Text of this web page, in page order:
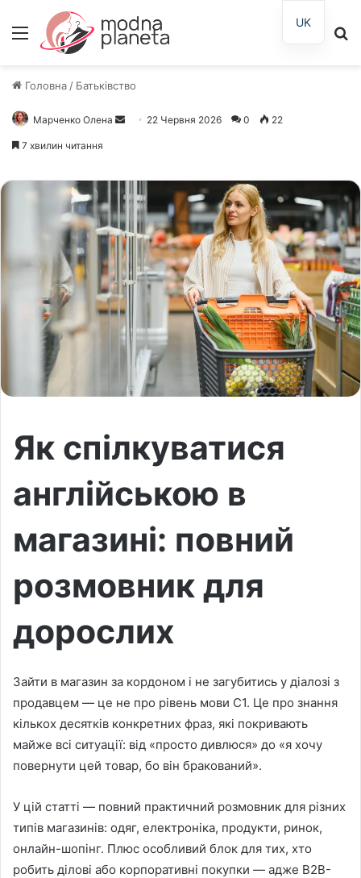
Меню
Головна / Батьківство
Марченко Олена
Надішліть
22 Червня 2026 0 22
7 хвилин читання
Як спілкуватися
англійською в
магазині: повний
розмовник для
дорослих
Зайти в магазин за кордоном і не загубитись у діалозі з
продавцем — це не про рівень мови C1. Це про знання
кількох десятків конкретних фраз, які покривають
майже всі ситуації: від «просто дивлюся» до «я хочу
повернути цей товар, бо він бракований».
У цій статті — повний практичний розмовник для різних
типів магазинів: одяг, електроніка, продукти, ринок,
онлайн-шопінг. Плюс особливий блок для тих, хто
робить ділові або корпоративні покупки — адже B2B-
UK